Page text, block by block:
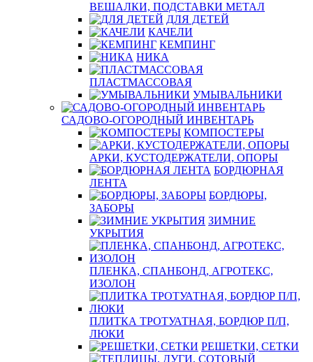
ВЕШАЛКИ, ПОДСТАВКИ МЕТАЛ
ДЛЯ ДЕТЕЙ
КАЧЕЛИ
КЕМПИНГ
НИКА
ПЛАСТМАССОВАЯ
УМЫВАЛЬНИКИ
САДОВО-ОГОРОДНЫЙ ИНВЕНТАРЬ
КОМПОСТЕРЫ
АРКИ, КУСТОДЕРЖАТЕЛИ, ОПОРЫ
БОРДЮРНАЯ
ЛЕНТА
БОРДЮРЫ,
ЗАБОРЫ
ЗИМНИЕ
УКРЫТИЯ
ПЛЕНКА, СПАНБОНД, АГРОТЕКС,
ИЗОЛОН
ПЛИТКА ТРОТУАТНАЯ, БОРДЮР П/П,
ЛЮКИ
РЕШЕТКИ, СЕТКИ